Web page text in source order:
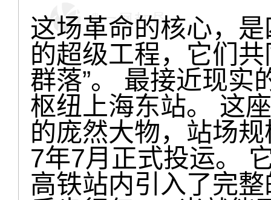
这场革命的核心，
的超级工程，它们
群落”。 最接近现实
枢纽上海东站。 这
的庞然大物，站场
7年7月正式投运。
高铁站内引入了完整